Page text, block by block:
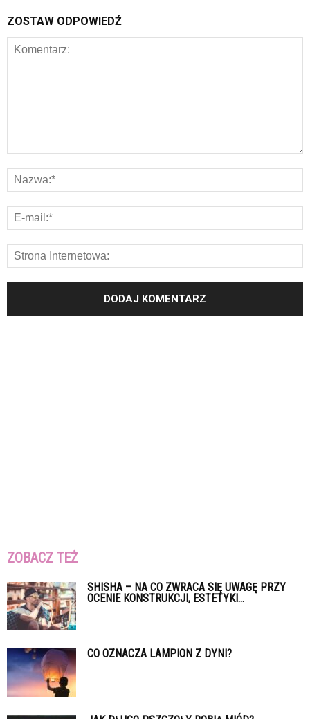
ZOSTAW ODPOWIEDŹ
ZOBACZ TEŻ
SHISHA – NA CO ZWRACA SIĘ UWAGĘ PRZY
OCENIE KONSTRUKCJI, ESTETYKI...
CO OZNACZA LAMPION Z DYNI?